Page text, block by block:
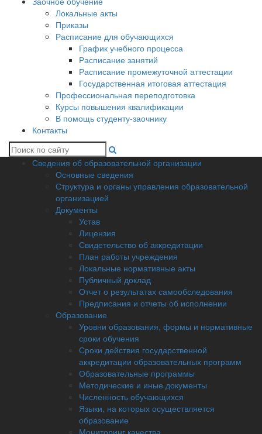
Локальные акты
Приказы
Расписание для обучающихся
График учебного процесса
Расписание занятий
Расписание промежуточной аттестации
Государственная итоговая аттестация
Профессиональная переподготовка
Курсы повышения квалификации
В помощь студенту-заочнику
Контакты
Сведения об образовательной организации
Основные сведения
Структура и органы управления образовательной
организацией
Документы
Устав
Лицензия
Свидетельство об аккредитации
План работы учреждения
Локальные нормативные акты
Публичный доклад
Отчет о результатах самообследования
Предписания и отчеты об исполнении
Образование
Уровни образования, формы и нормативные
сроки обучения
Сроки действия государственной
аккредитации образовательных программ
Образовательные программы
Методические и иные документы
Численность обучающихся
Языки, на которых осуществляется
образование
Мониторинг качества